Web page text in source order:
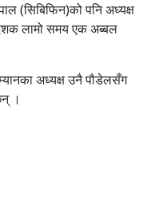
(सिबिफिन)को पनि अध्यक्ष
लामो समय एक अब्बल
अध्यक्ष उनै पौडेलसँग
।